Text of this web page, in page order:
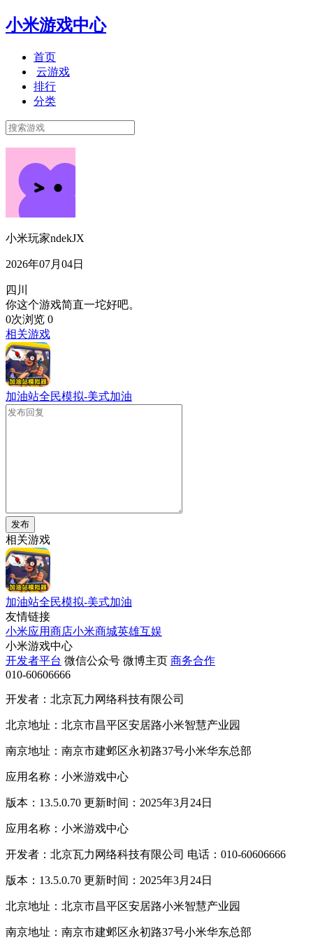
小米游戏中心
首页
云游戏
排行
分类
小米玩家ndekJX
2026年07月04日
四川
你这个游戏简直一坨好吧。
0次浏览 0
相关游戏
加油站全民模拟-美式加油
发布
相关游戏
加油站全民模拟-美式加油
友情链接
小米应用商店小米商城英雄互娱
小米游戏中心
开发者平台 微信公众号 微博主页 商务合作
010-60606666
开发者：北京瓦力网络科技有限公司
北京地址：北京市昌平区安居路小米智慧产业园
南京地址：南京市建邺区永初路37号小米华东总部
应用名称：小米游戏中心
版本：13.5.0.70 更新时间：2025年3月24日
应用名称：小米游戏中心
开发者：北京瓦力网络科技有限公司 电话：010-60606666
版本：13.5.0.70 更新时间：2025年3月24日
北京地址：北京市昌平区安居路小米智慧产业园
南京地址：南京市建邺区永初路37号小米华东总部